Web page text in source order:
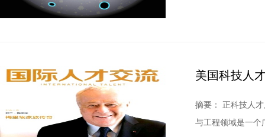
美国科技人
摘要： 正科技人
与工程领域是一个